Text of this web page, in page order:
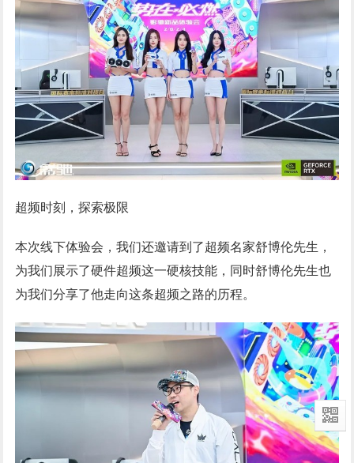
超频时刻，探索极限
本次线下体验会，我们还邀请到了超频名家舒博伦先生，
为我们展示了硬件超频这一硬核技能，同时舒博伦先生也
为我们分享了他走向这条超频之路的历程。